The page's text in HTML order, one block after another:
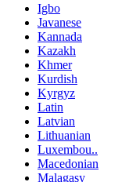
Igbo
Javanese
Kannada
Kazakh
Khmer
Kurdish
Kyrgyz
Latin
Latvian
Lithuanian
Luxembou..
Macedonian
Malagasy